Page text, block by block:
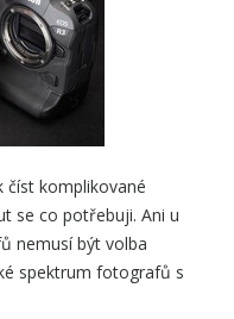
číst komplikované
se co potřebuji. Ani u
nemusí být volba
spektrum fotografů s